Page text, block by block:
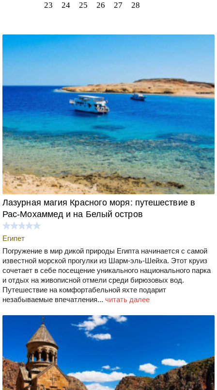
23
24 25 26 27 28
Лазурная магия Красного моря: путешествие в
Рас-Мохаммед и на Белый остров
Египет
Погружение в мир дикой природы Египта начинается с самой
известной морской прогулки из Шарм-эль-Шейха. Этот круиз
сочетает в себе посещение уникального национального парка
и отдых на живописной отмели среди бирюзовых вод.
Путешествие на комфортабельной яхте подарит
незабываемые впечатления... читать далее